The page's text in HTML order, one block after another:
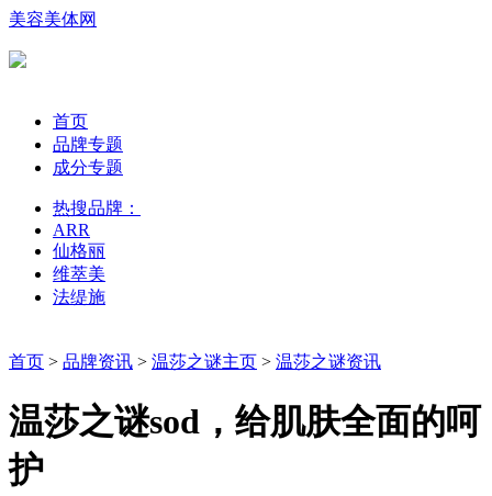
美容美体网
首页
品牌专题
成分专题
热搜品牌：
ARR
仙格丽
维萃美
法缇施
首页 > 品牌资讯 > 温莎之谜主页 > 温莎之谜资讯
温莎之谜sod，给肌肤全面的呵
护